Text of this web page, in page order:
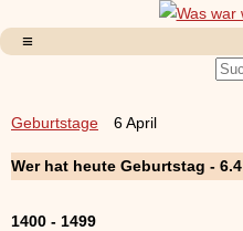
Geburtstage 6 April
Wer hat heute Geburtstag - 6.4
1400 - 1499